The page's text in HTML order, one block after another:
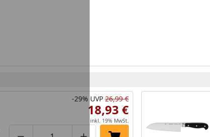
-29% UVP 26,99 €
18,93 €
inkl. 19% MwSt.